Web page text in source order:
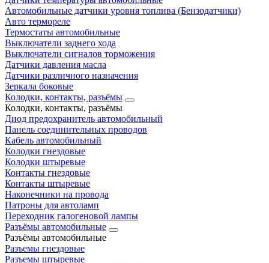
Автомобильные датчики уровня топлива (Бензодатчики)
Авто термореле
Термостаты автомобильные
Выключатели заднего хода
Выключатели сигналов торможения
Датчики давления масла
Датчики различного назначения
Зеркала боковые
Колодки, контакты, разъёмы
Колодки, контакты, разъёмы
Диод предохранитель автомобильный
Панель соединительных проводов
Кабель автомобильный
Колодки гнездовые
Колодки штыревые
Контакты гнездовые
Контакты штыревые
Наконечники на провода
Патроны для автоламп
Переходник галогеновой лампы
Разъёмы автомобильные
Разъёмы автомобильные
Разъемы гнездовые
Разъемы штыревые